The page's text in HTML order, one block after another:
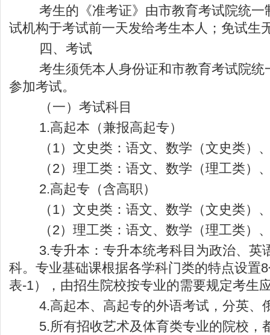
考生的《准考证》由市教育考试院统一
试机构于考试前一天发给考生本人；免试生
四、考试
考生须凭本人身份证和市教育考试院统
参加考试。
（一）考试科目
1.高起本（兼报高起专）
（1）文史类：语文、数学（文史类）
（2）理工类：语文、数学（理工类）
2.高起专（含高职）
（1）文史类：语文、数学（文史类）
（2）理工类：语文、数学（理工类）
3.专升本：专升本统考科目为政治、英
科。专业基础课根据各学科门类的特点设置
表-1），由招生院校按专业的需要规定考生
4.高起本、高起专的外语考试，分英、
5.所有招收艺术及体育类专业的院校，